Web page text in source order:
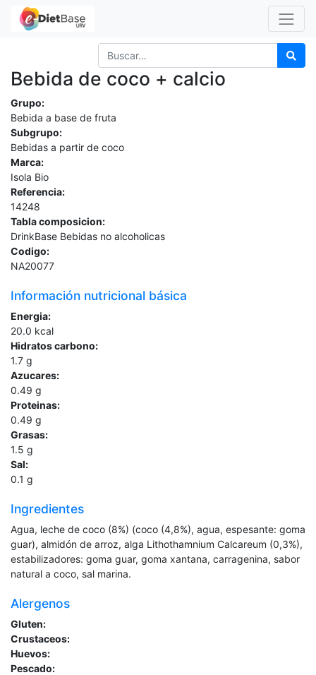
Bebida de coco + calcio
Grupo:
Bebida a base de fruta
Subgrupo:
Bebidas a partir de coco
Marca:
Isola Bio
Referencia:
14248
Tabla composicion:
DrinkBase Bebidas no alcoholicas
Codigo:
NA20077
Información nutricional básica
Energia:
20.0 kcal
Hidratos carbono:
1.7 g
Azucares:
0.49 g
Proteinas:
0.49 g
Grasas:
1.5 g
Sal:
0.1 g
Ingredientes
Agua, leche de coco (8%) (coco (4,8%), agua, espesante: goma
guar), almidón de arroz, alga Lithothamnium Calcareum (0,3%),
estabilizadores: goma guar, goma xantana, carragenina, sabor
natural a coco, sal marina.
Alergenos
Gluten:
Crustaceos:
Huevos:
Pescado: